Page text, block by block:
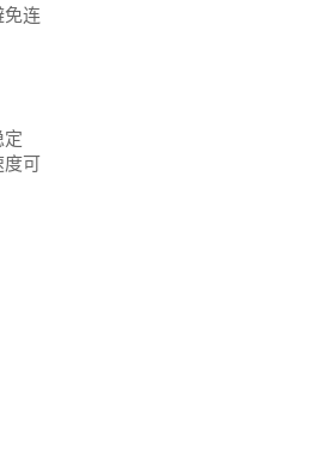
连
度可